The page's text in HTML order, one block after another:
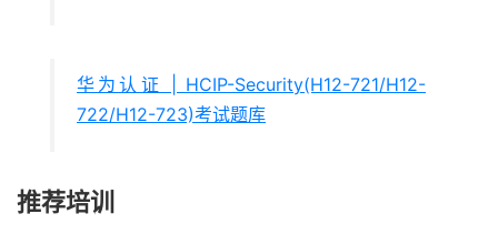
华为认证 | HCIP-Security(H12-721/H12-
722/H12-723)考试题库
推荐培训